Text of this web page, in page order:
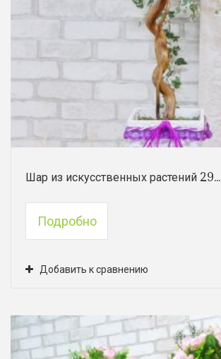
Шар из искусственных растений 29...
Подробно
Добавить к сравнению